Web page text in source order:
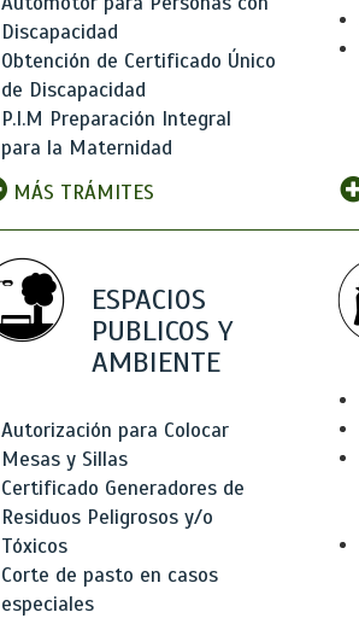
Discapacidad
Obtención de Certificado Único
de Discapacidad
P.I.M Preparación Integral
para la Maternidad
MÁS TRÁMITES
ESPACIOS
PUBLICOS Y
AMBIENTE
Autorización para Colocar
Mesas y Sillas
Certificado Generadores de
Residuos Peligrosos y/o
Tóxicos
Corte de pasto en casos
especiales